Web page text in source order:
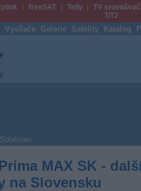
freeSAT Telly
TV srovnávač
T/T2
Vysílače Galerie Satelity Katalog
MAX SK -
na Slovensku